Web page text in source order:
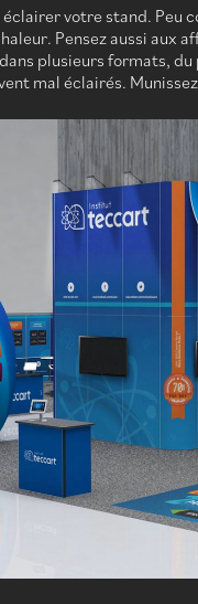
votre stand. Peu
Pensez aussi
plusieurs formats,
mal éclairés.